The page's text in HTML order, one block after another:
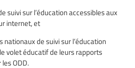
sur l’éducation accessibles aux
internet, et
de suivi sur l’éducation
volet éducatif de leurs rapports
ODD.